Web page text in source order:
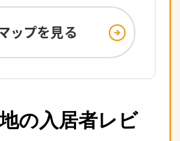
ップを見る
の入居者レビ